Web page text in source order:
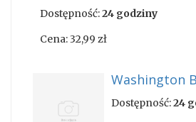
Dostępność:24 godziny
Cena:32,99 zł
Washington
Dostępność:24